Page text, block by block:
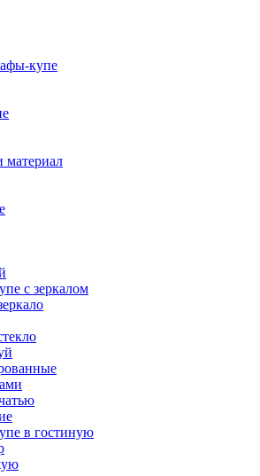
купе
материал
с зеркалом
в гостиную